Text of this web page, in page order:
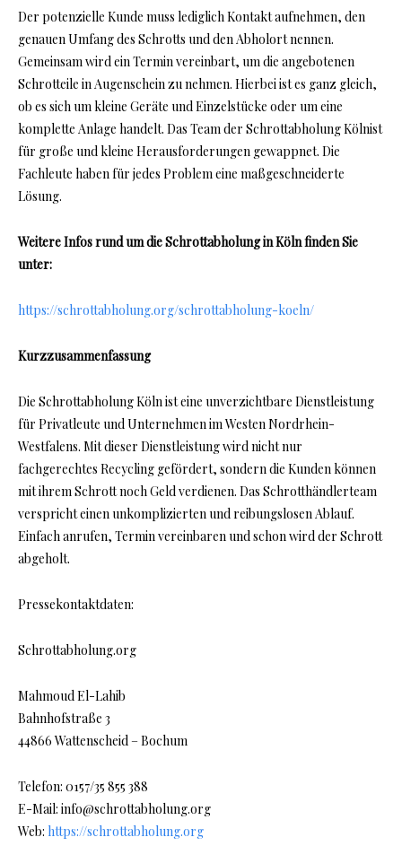
Der potenzielle Kunde muss lediglich Kontakt aufnehmen, den
genauen Umfang des Schrotts und den Abholort nennen.
Gemeinsam wird ein Termin vereinbart, um die angebotenen
Schrotteile in Augenschein zu nehmen. Hierbei ist es ganz gleich,
ob es sich um kleine Geräte und Einzelstücke oder um eine
komplette Anlage handelt. Das Team der Schrottabholung Kölnist
für große und kleine Herausforderungen gewappnet. Die
Fachleute haben für jedes Problem eine maßgeschneiderte
Lösung.
Weitere Infos rund um die Schrottabholung in Köln finden Sie
unter:
https://schrottabholung.org/schrottabholung-koeln/
Kurzzusammenfassung
Die Schrottabholung Köln ist eine unverzichtbare Dienstleistung
für Privatleute und Unternehmen im Westen Nordrhein-
Westfalens. Mit dieser Dienstleistung wird nicht nur
fachgerechtes Recycling gefördert, sondern die Kunden können
mit ihrem Schrott noch Geld verdienen. Das Schrotthändlerteam
verspricht einen unkomplizierten und reibungslosen Ablauf.
Einfach anrufen, Termin vereinbaren und schon wird der Schrott
abgeholt.
Pressekontaktdaten:
Schrottabholung.org
Mahmoud El-Lahib
Bahnhofstraße 3
44866 Wattenscheid – Bochum
Telefon: 0157/35 855 388
E-Mail: info@schrottabholung.org
Web: https://schrottabholung.org